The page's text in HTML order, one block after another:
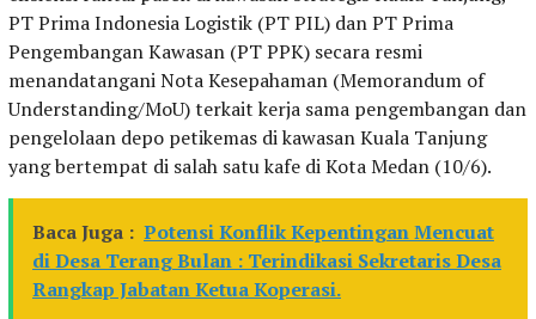
PT Prima Indonesia Logistik (PT PIL) dan PT Prima
Pengembangan Kawasan (PT PPK) secara resmi
menandatangani Nota Kesepahaman (Memorandum of
Understanding/MoU) terkait kerja sama pengembangan dan
pengelolaan depo petikemas di kawasan Kuala Tanjung
yang bertempat di salah satu kafe di Kota Medan (10/6).
Baca Juga : Potensi Konflik Kepentingan Mencuat
di Desa Terang Bulan : Terindikasi Sekretaris Desa
Rangkap Jabatan Ketua Koperasi.